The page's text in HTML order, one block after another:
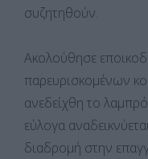
συζητηθούν.
Ακολούθησε
παρευρισκομένων
ανεδείχθη το
εύλογα
διαδρομή στην